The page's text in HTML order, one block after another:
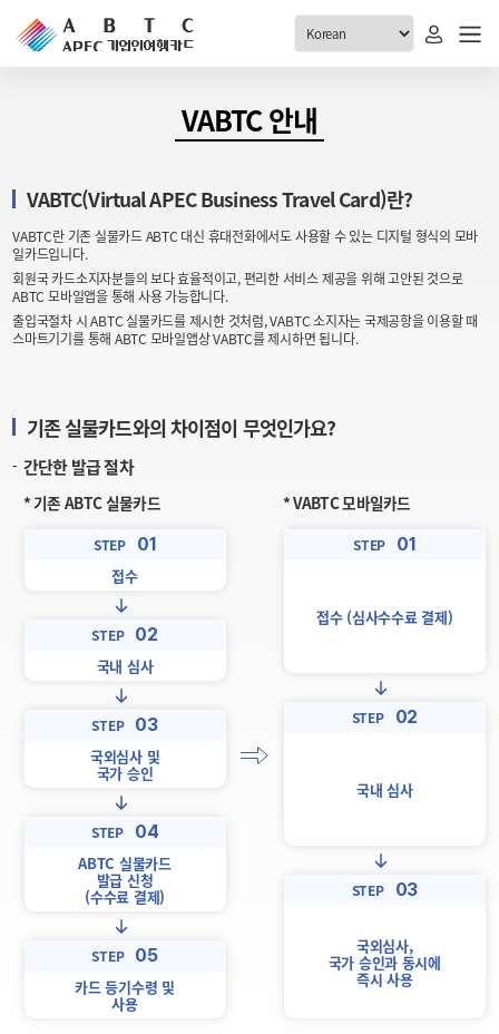
ABTC 전체메뉴
ABTC 제도 소개
VABTC 안내
발급 자격요건
신규발급 안내
재발급 안내
신청
취소
신청진행 현황
소지자 현황
공지사항
VABTC 안내
VABTC(Virtual APEC Business Travel Card)란?
VABTC란 기존 실물카드 ABTC 대신 휴대전화에서도 사용할 수 있는 디지털 형식의 모바
일카드입니다.
회원국 카드소지자분들의 보다 효율적이고, 편리한 서비스 제공을 위해 고안된 것으로
ABTC 모바일앱을 통해 사용 가능합니다.
출입국절차 시 ABTC 실물카드를 제시한 것처럼, VABTC 소지자는 국제공항을 이용할 때
스마트기기를 통해 ABTC 모바일앱상 VABTC를 제시하면 됩니다.
기존 실물카드와의 차이점이 무엇인가요?
간단한 발급 절차
* 기존 ABTC 실물카드
STEP
01
접수
STEP 02
국내 심사
STEP 03
국외심사 및
국가 승인
STEP
04
ABTC 실물카드
발급 신청
(수수료 결제)
STEP 05
카드 등기수령 및
사용
* VABTC 모바일카드
STEP 01
접수 (심사수수료 결제)
STEP 02
국내 심사
STEP 03
국외심사,
국가 승인과 동시에
즉시 사용